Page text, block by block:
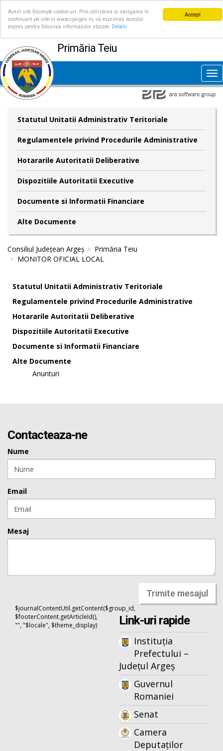
Accept
Acest site folosește cookie-uri. Prin utilizarea și navigarea în
continuare pe site-ul www.cjarges.ro, vă exprimați acordul
expres pentru folosirea informațiilor stocate.
Detalii
Primăria Teiu
Statutul Unitatii Administrativ Teritoriale
Regulamentele privind Procedurile Administrative
Hotararile Autoritatii Deliberative
Dispozitiile Autoritatii Executive
Documente si Informatii Financiare
Alte Documente
Consiliul Județean Argeș
Primăria Teiu
MONITOR OFICIAL LOCAL
Statutul Unitatii Administrativ Teritoriale
Regulamentele privind Procedurile Administrative
Hotararile Autoritatii Deliberative
Dispozitiile Autoritatii Executive
Documente si Informatii Financiare
Alte Documente
Anunturi
Contacteaza-ne
Nume
Email
Mesaj
Trimite mesajul
$journalContentUtil.getContent($group_id,
$footerContent.getArticleId(),
"", "$locale", $theme_display)
Link-uri rapide
Instituția
Prefectului –
Județul Argeș
Guvernul
Romaniei
Senat
Camera
Deputaților